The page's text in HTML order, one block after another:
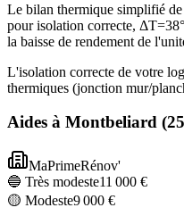
Le bilan thermique simplifié
pour isolation correcte,
la baisse de rendement de
L'isolation correcte de votre
thermiques (jonction mur/
Aides à Montbeliard (
MaPrimeRénov'
🔵 Très modeste11 000 €
🟡 Modeste9 000 €